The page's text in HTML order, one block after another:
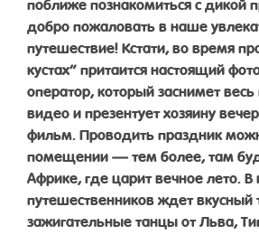
добро пожаловать в наше
путешествие! Кстати, во время
кустах” притаится настоящий
оператор, который заснимет
видео и презентует хозяину
фильм. Проводить праздник
помещении — тем более, там
Африке, где царит вечное лето.
путешественников ждет вкусный
зажигательные танцы от Льва,